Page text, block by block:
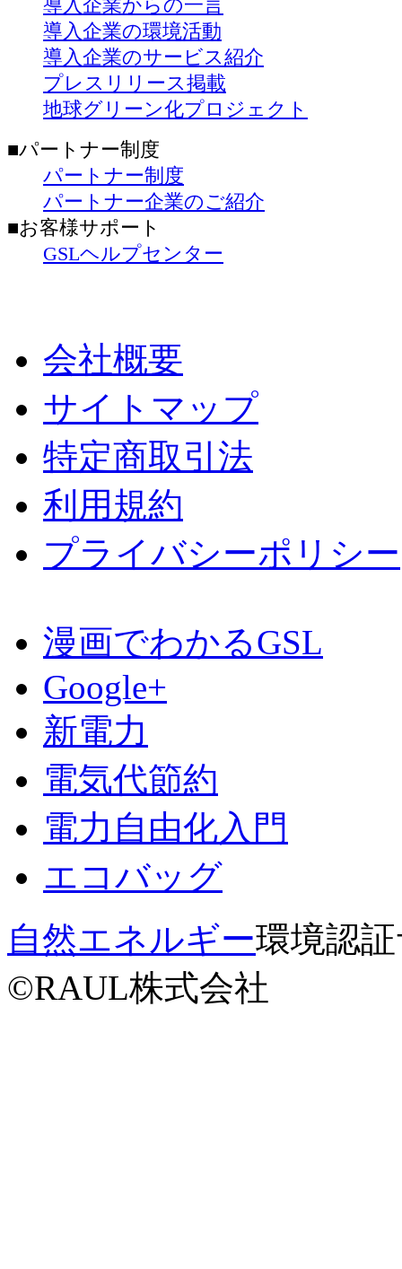
導入企業からの一言
導入企業の環境活動
導入企業のサービス紹介
プレスリリース掲載
地球グリーン化プロジェクト
■パートナー制度
パートナー制度
パートナー企業のご紹介
■お客様サポート
GSLヘルプセンター
会社概要
サイトマップ
特定商取引法
利用規約
プライバシーポリシー
漫画でわかるGSL
Google+
新電力
電気代節約
電力自由化入門
エコバッグ
自然エネルギー環境認
©RAUL株式会社